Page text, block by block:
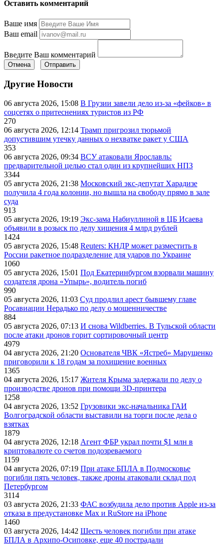
Оставить комментарий
Ваше имя
Ваш email
Введите Ваш комментарий
Отмена Отправить
Другие Новости
06 августа 2026, 15:08 В Грузии завели дело из-за «фейков» в
соцсетях о притеснениях туристов из РФ
270
06 августа 2026, 12:14 Трамп пригрозил тюрьмой
допустившим утечку данных о нехватке ракет у США
353
06 августа 2026, 09:34 ВСУ атаковали Ярославль:
предварительной целью стал один из крупнейших НПЗ
3344
05 августа 2026, 21:38 Московский экс-депутат Харадизе
получила 4 года колонии, но вышла на свободу прямо в зале
суда
913
05 августа 2026, 19:19 Экс-зама Набиуллиной в ЦБ Исаева
объявили в розыск по делу хищения 4 млрд рублей
1424
05 августа 2026, 15:48 Reuters: КНДР может разместить в
России ракетное подразделение для ударов по Украине
1060
05 августа 2026, 15:01 Под Екатеринбургом взорвали машину
создателя дрона «Упырь», водитель погиб
990
05 августа 2026, 11:03 Суд продлил арест бывшему главе
Росавиации Нерадько по делу о мошенничестве
884
05 августа 2026, 07:13 И снова Wildberries. В Тульской области
после атаки дронов горит сортировочный центр
4979
04 августа 2026, 21:20 Основателя ЧВК «Ястреб» Марущенко
приговорили к 18 годам за похищение военных
1365
04 августа 2026, 15:17 Жителя Крыма задержали по делу о
производстве дронов при помощи 3D‑принтера
1258
04 августа 2026, 13:52 Грузовики экс-начальника ГАИ
Волгоградской области выставили на торги после дела о
взятках
1879
04 августа 2026, 12:18 Агент ФБР украл почти $1 млн в
криптовалюте со счетов подозреваемого
1159
04 августа 2026, 07:19 При атаке БПЛА в Подмосковье
погибли пять человек, также дроны атаковали склад под
Петербургом
3114
03 августа 2026, 21:33 ФАС возбудила дело против Apple из-за
отказа в предустановке Max и RuStore на iPhone
1460
03 августа 2026, 14:42 Шесть человек погибли при атаке
БПЛА в Архипо-Осиповке, еще 40 пострадали